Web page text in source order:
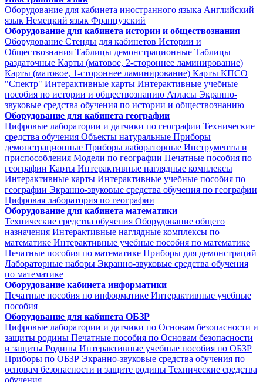
Оборудование для кабинета иностранного языка Английский
язык Немецкий язык Французский
Оборудование для кабинета истории и обществознания
Оборудование Стенды для кабинетов Истории и
Обществознания Таблицы демонстрационные Таблицы
раздаточные Карты (матовое, 2-стороннее ламинирование)
Карты (матовое, 1-стороннее ламинирование) Карты КПСО
"Спектр" Интерактивные карты Интерактивные учебные
пособия по истории и обществознанию Атласы Экранно-
звуковые средства обучения по истории и обществознанию
Оборудование для кабинета географии
Цифровые лаборатории и датчики по географии Технические
средства обучения Объекты натуральные Приборы
демонстрационные Приборы лабораторные Инструменты и
приспособления Модели по географии Печатные пособия по
географии Карты Интерактивные наглядные комплексы
Интерактивные карты Интерактивные учебные пособия по
географии Экранно-звуковые средства обучения по географии
Цифровая лаборатория по географии
Оборудование для кабинета математики
Технические средства обучения Оборудование общего
назначения Интерактивные наглядные комплексы по
математике Интерактивные учебные пособия по математике
Печатные пособия по математике Приборы для демонстраций
Лабораторные наборы Экранно-звуковые средства обучения
по математике
Оборудование кабинета информатики
Печатные пособия по информатике Интерактивные учебные
пособия
Оборудование для кабинета ОБЗР
Цифровые лаборатории и датчики по Основам безопасности и
защиты родины Печатные пособия по Основам безопасности
и защиты Родины Интерактивные учебные пособия по ОБЗР
Приборы по ОБЗР Экранно-звуковые средства обучения по
основам безопасности и защите родины Технические средства
обучения